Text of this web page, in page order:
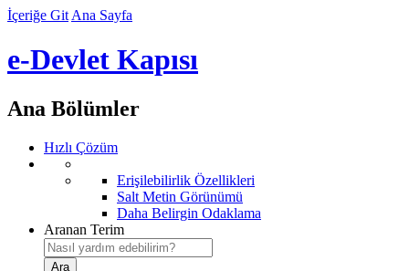
İçeriğe Git Ana Sayfa
e-Devlet Kapısı
Ana Bölümler
Hızlı Çözüm
Erişilebilirlik Özellikleri
Salt Metin Görünümü
Daha Belirgin Odaklama
Aranan Terim